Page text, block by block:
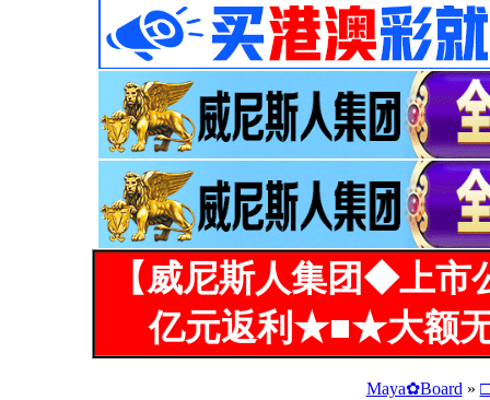
【威尼斯人集团◆上
亿元返利★■★大额
Maya✿Board »